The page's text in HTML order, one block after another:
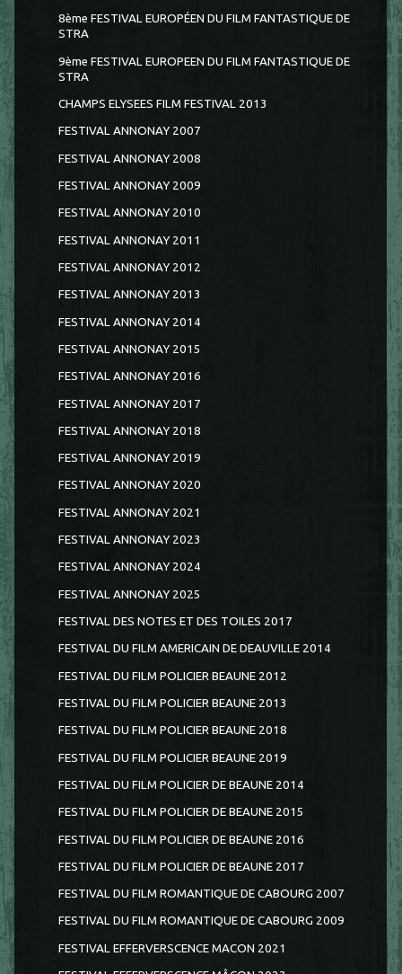
8ème FESTIVAL EUROPÉEN DU FILM FANTASTIQUE DE
STRA
9ème FESTIVAL EUROPEEN DU FILM FANTASTIQUE DE
STRA
CHAMPS ELYSEES FILM FESTIVAL 2013
FESTIVAL ANNONAY 2007
FESTIVAL ANNONAY 2008
FESTIVAL ANNONAY 2009
FESTIVAL ANNONAY 2010
FESTIVAL ANNONAY 2011
FESTIVAL ANNONAY 2012
FESTIVAL ANNONAY 2013
FESTIVAL ANNONAY 2014
FESTIVAL ANNONAY 2015
FESTIVAL ANNONAY 2016
FESTIVAL ANNONAY 2017
FESTIVAL ANNONAY 2018
FESTIVAL ANNONAY 2019
FESTIVAL ANNONAY 2020
FESTIVAL ANNONAY 2021
FESTIVAL ANNONAY 2023
FESTIVAL ANNONAY 2024
FESTIVAL ANNONAY 2025
FESTIVAL DES NOTES ET DES TOILES 2017
FESTIVAL DU FILM AMERICAIN DE DEAUVILLE 2014
FESTIVAL DU FILM POLICIER BEAUNE 2012
FESTIVAL DU FILM POLICIER BEAUNE 2013
FESTIVAL DU FILM POLICIER BEAUNE 2018
FESTIVAL DU FILM POLICIER BEAUNE 2019
FESTIVAL DU FILM POLICIER DE BEAUNE 2014
FESTIVAL DU FILM POLICIER DE BEAUNE 2015
FESTIVAL DU FILM POLICIER DE BEAUNE 2016
FESTIVAL DU FILM POLICIER DE BEAUNE 2017
FESTIVAL DU FILM ROMANTIQUE DE CABOURG 2007
FESTIVAL DU FILM ROMANTIQUE DE CABOURG 2009
FESTIVAL EFFERVERSCENCE MACON 2021